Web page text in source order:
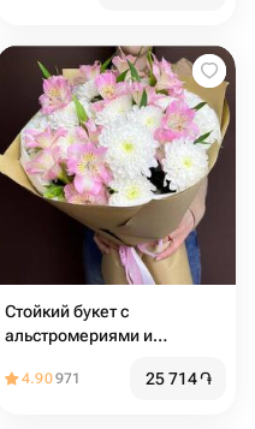
Стойкий букет с
альстромериями и
4.90971 25 714֏